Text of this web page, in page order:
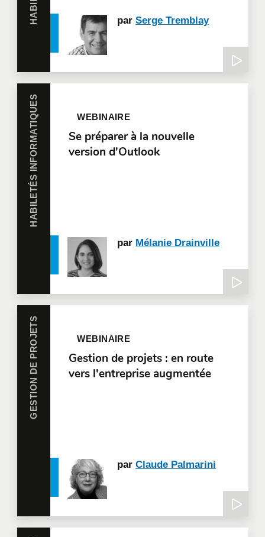
parSerge Tremblay
HABILETÉS INFORMATIQUES WEBINAIRE
Se préparer à la nouvelle
version d'Outlook
par Mélanie Drainville
GESTION DE PROJETS WEBINAIRE
Gestion de projets : en route
vers l'entreprise augmentée
parClaude Palmarini